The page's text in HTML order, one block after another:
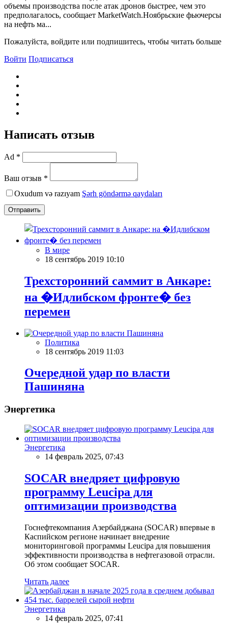
объемы производства после атак дронов быстрее, чем это
предполагалось, сообщает MarketWatch.Ноябрьские фьючерсы
на нефть ма...
Пожалуйста, войдите или подпишитесь, чтобы читать больше
Войти Подписаться
Написать отзыв
Ad *
Ваш отзыв *
Oxudum və razıyam Şərh göndərmə qaydaları
Отправить
В мире
18 сентябрь 2019 10:10
Трехсторонний саммит в Анкаре:
на �Идлибском фронте� без
перемен
Политика
18 сентябрь 2019 11:03
Очередной удар по власти
Пашиняна
Энергетика
Энергетика
14 февраль 2025, 07:43
SOCAR внедряет цифровую
программу Leucipa для
оптимизации производства
Госнефтекомпания Азербайджана (SOCAR) впервые в
Каспийском регионе начинает внедрение
мониторинговой программы Leucipa для повышения
эффективности производства в нефтегазовой отрасли.
Об этом сообщает SOCAR.
Читать далее
Энергетика
14 февраль 2025, 07:41